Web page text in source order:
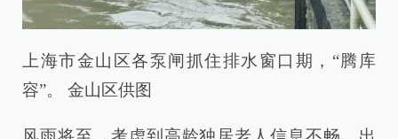
上海市金山区各泵闸抓住排水窗口期，“腾库
容”。 金山区供图